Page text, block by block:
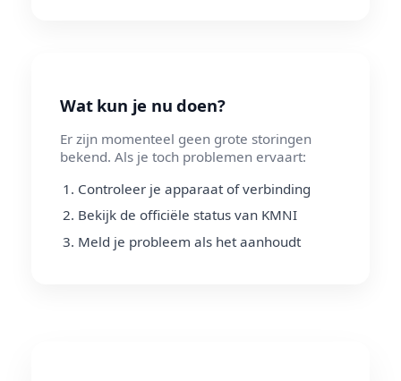
Wat kun je nu doen?
Er zijn momenteel geen grote storingen
bekend. Als je toch problemen ervaart:
Controleer je apparaat of verbinding
Bekijk de officiële status van KMNI
Meld je probleem als het aanhoudt